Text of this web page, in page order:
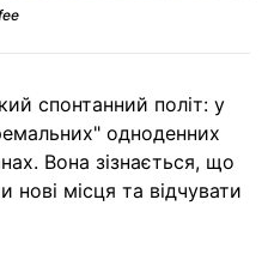
спонтанний політ: у
одноденних
Вона зізнається, що
нові місця та відчувати